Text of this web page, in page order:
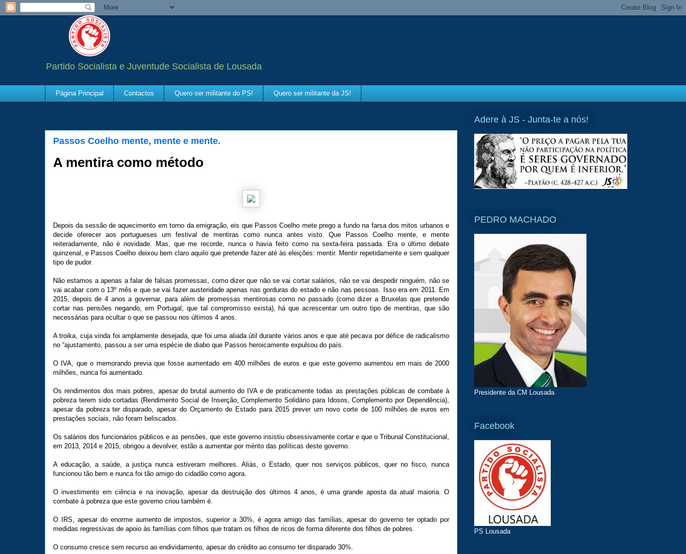
Partido Socialista e Juventude Socialista de Lousada
Página Principal Contactos Quero ser militante do PS! Quero ser militante da JS!
Passos Coelho mente, mente e mente.
A mentira como método
Depois da sessão de aquecimento em torno da emigração, eis que Passos Coelho mete prego a fundo na farsa dos mitos urbanos e
decide oferecer aos portugueses um festival de mentiras como nunca antes visto. Que Passos Coelho mente, e mente
reiteradamente, não é novidade. Mas, que me recorde, nunca o havia feito como na sexta-feira passada. Era o último debate
quinzenal, e Passos Coelho deixou bem claro aquilo que pretende fazer até às eleições: mentir. Mentir repetidamente e sem qualquer
tipo de pudor.
Não estamos a apenas a falar de falsas promessas, como dizer que não se vai cortar salários, não se vai despedir ninguém, não se
vai acabar com o 13º mês e que se vai fazer austeridade apenas nas gorduras do estado e não nas pessoas. Isso era em 2011. Em
2015, depois de 4 anos a governar, para além de promessas mentirosas como no passado (como dizer a Bruxelas que pretende
cortar nas pensões negando, em Portugal, que tal compromisso exista), há que acrescentar um outro tipo de mentiras, que são
necessárias para ocultar o que se passou nos últimos 4 anos.
A troika, cuja vinda foi amplamente desejada, que foi uma aliada útil durante vários anos e que até pecava por défice de radicalismo
no “ajustamento, passou a ser uma espécie de diabo que Passos heroicamente expulsou do país.
O IVA, que o memorando previa que fosse aumentado em 400 milhões de euros e que este governo aumentou em mais de 2000
milhões, nunca foi aumentado.
Os rendimentos dos mais pobres, apesar do brutal aumento do IVA e de praticamente todas as prestações públicas de combate à
pobreza terem sido cortadas (Rendimento Social de Inserção, Complemento Solidário para Idosos, Complemento por Dependência),
apesar da pobreza ter disparado, apesar do Orçamento de Estado para 2015 prever um novo corte de 100 milhões de euros em
prestações sociais, não foram beliscados.
Os salários dos funcionários públicos e as pensões, que este governo insistiu obsessivamente cortar e que o Tribunal Constitucional,
em 2013, 2014 e 2015, obrigou a devolver, estão a aumentar por mérito das políticas deste governo.
A educação, a saúde, a justiça nunca estiveram melhores. Aliás, o Estado, quer nos serviços públicos, quer no fisco, nunca
funcionou tão bem e nunca foi tão amigo do cidadão como agora.
O investimento em ciência e na inovação, apesar da destruição dos últimos 4 anos, é uma grande aposta da atual maioria. O
combate à pobreza que este governo criou também é.
O IRS, apesar do enorme aumento de impostos, superior a 30%, é agora amigo das famílias, apesar do governo ter optado por
medidas regressivas de apoio às famílias com filhos que tratam os filhos de ricos de forma diferente dos filhos de pobres.
O consumo cresce sem recurso ao endividamento, apesar do crédito ao consumo ter disparado 30%.
Adere à JS - Junta-te a nós!
PEDRO MACHADO
Presidente da CM Lousada
Facebook
PS Lousada